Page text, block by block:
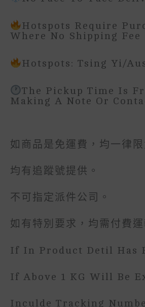
Hotspots Require
Where No Shipping
Hotspots: Tsing Yi/
The Pickup Time Is
Making A Note Or
如商品是免運費，均一律
均有追蹤號提供。
不可指定派件公司。
如有特別要求，均需付費運
If In Product Detil Has
If Above 1 KG Will Be
Inculde Tracking